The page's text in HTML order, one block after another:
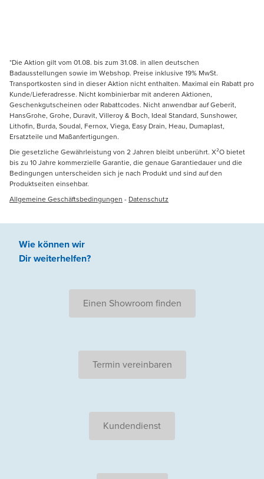
*Die Aktion gilt vom 01.08. bis zum 31.08. in allen deutschen
Badausstellungen sowie im Webshop. Preise inklusive 19% MwSt.
Transportkosten sind in dieser Aktion nicht enthalten. Maximal ein Rabatt pro
Kunde/Lieferadresse. Nicht kombinierbar mit anderen Aktionen,
Geschenkgutscheinen oder Rabattcodes. Nicht anwendbar auf Geberit,
HansGrohe, Grohe, Duravit, Villeroy & Boch, Ideal Standard, Sunshower,
Lithofin, Burda, Soudal, Fernox, Viega, Easy Drain, Heau, Dumaplast,
Ersatzteile und Maßanfertigungen.
Die gesetzliche Gewährleistung von 2 Jahren bleibt unberührt. X²O bietet
bis zu 10 Jahre kommerzielle Garantie, die genaue Garantiedauer und die
Bedingungen unterscheiden sich je nach Produkt und sind auf den
Produktseiten einsehbar.
Allgemeine Geschäftsbedingungen - Datenschutz
Wie können wir
Dir weiterhelfen?
Einen Showroom finden
Termin vereinbaren
Kundendienst